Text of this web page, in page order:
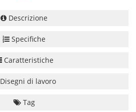
Descrizione
Specifiche
Caratteristiche
Disegni di lavoro
Tag